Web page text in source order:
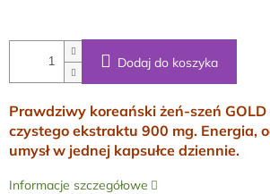
Dodaj do koszyka
Prawdziwy koreański żeń-szeń GOLD
czystego ekstraktu 900 mg. Energia,
umysł w jednej kapsułce dziennie.
Informacje szczegółowe